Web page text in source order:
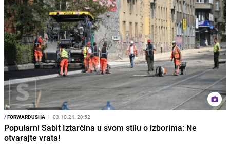
/FORWARDUSHA I 03.10.24. 20:52
Popularni Sabit Iztarčina u svom stilu o izborima: Ne
otvarajte vrata!